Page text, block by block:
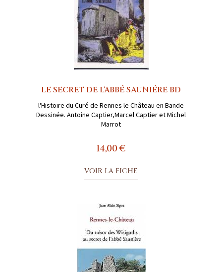
LE SECRET DE L'ABBÉ SAUNIÉRE BD
l'Histoire du Curé de Rennes le Château en Bande
Dessinée. Antoine Captier,Marcel Captier et Michel
Marrot
14,00 €
VOIR LA FICHE